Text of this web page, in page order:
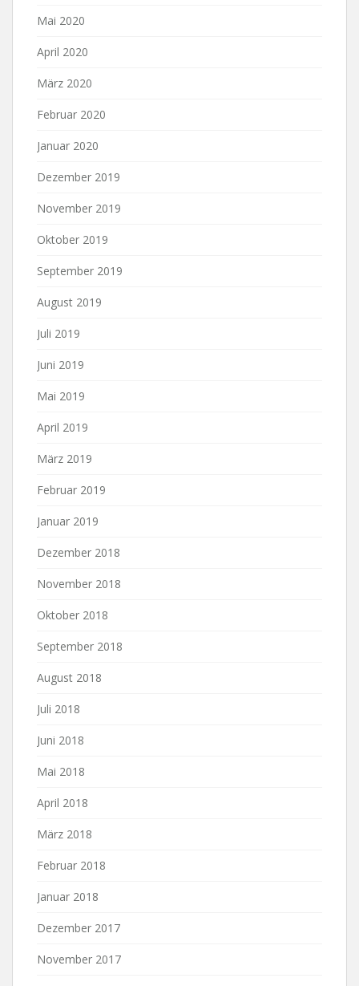
Mai 2020
April 2020
März 2020
Februar 2020
Januar 2020
Dezember 2019
November 2019
Oktober 2019
September 2019
August 2019
Juli 2019
Juni 2019
Mai 2019
April 2019
März 2019
Februar 2019
Januar 2019
Dezember 2018
November 2018
Oktober 2018
September 2018
August 2018
Juli 2018
Juni 2018
Mai 2018
April 2018
März 2018
Februar 2018
Januar 2018
Dezember 2017
November 2017